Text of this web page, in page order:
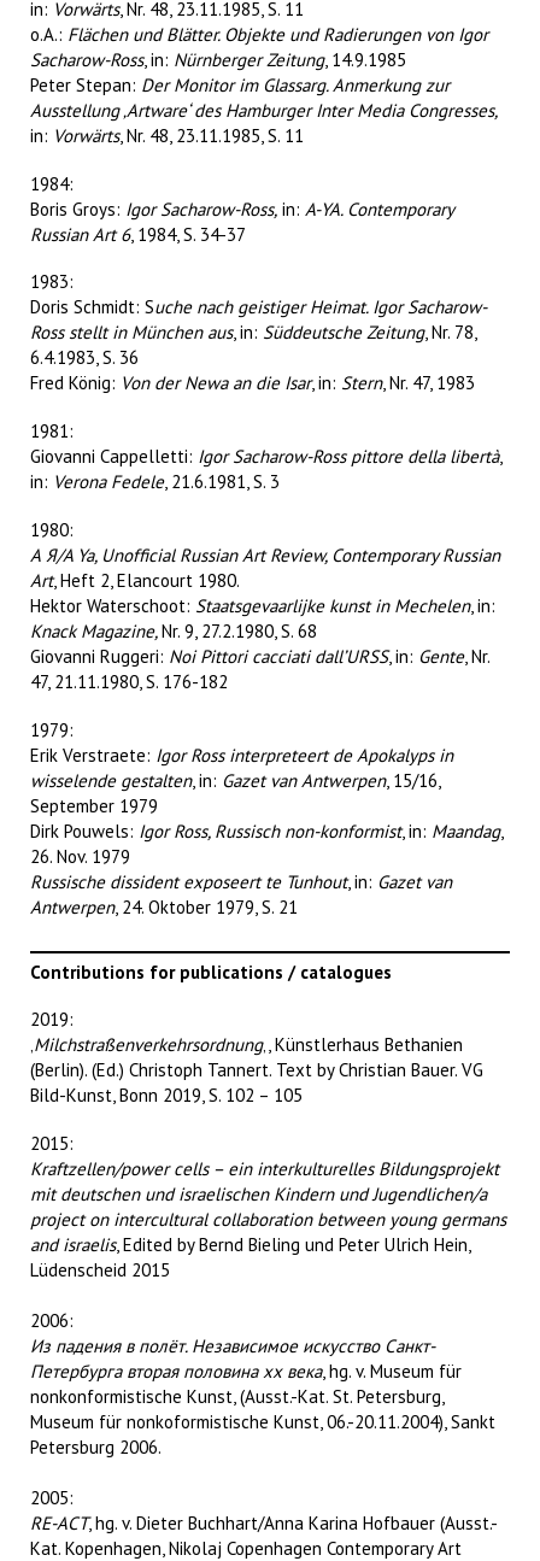
in: Vorwärts, Nr. 48, 23.11.1985, S. 11
o.A.: Flächen und Blätter. Objekte und Radierungen von Igor
Sacharow-Ross, in: Nürnberger Zeitung, 14.9.1985
Peter Stepan: Der Monitor im Glassarg. Anmerkung zur
Ausstellung ‚Artware‘ des Hamburger Inter Media Congresses,
in: Vorwärts, Nr. 48, 23.11.1985, S. 11
1984:
Boris Groys: Igor Sacharow-Ross, in: A-YA. Contemporary
Russian Art 6, 1984, S. 34-37
1983:
Doris Schmidt: Suche nach geistiger Heimat. Igor Sacharow-
Ross stellt in München aus, in: Süddeutsche Zeitung, Nr. 78,
6.4.1983, S. 36
Fred König: Von der Newa an die Isar, in: Stern, Nr. 47, 1983
1981:
Giovanni Cappelletti: Igor Sacharow-Ross pittore della libertà,
in: Verona Fedele, 21.6.1981, S. 3
1980:
А Я/A Ya, Unofficial Russian Art Review, Contemporary Russian
Art, Heft 2, Elancourt 1980.
Hektor Waterschoot: Staatsgevaarlijke kunst in Mechelen, in:
Knack Magazine,Nr. 9, 27.2.1980, S. 68
Giovanni Ruggeri: Noi Pittori cacciati dall’URSS, in: Gente, Nr.
47, 21.11.1980, S. 176-182
1979:
Erik Verstraete: Igor Ross interpreteert de Apokalyps in
wisselende gestalten, in: Gazet van Antwerpen, 15/16,
September 1979
Dirk Pouwels: Igor Ross, Russisch non-konformist, in: Maandag,
26. Nov. 1979
Russische dissident exposeert te Tunhout, in: Gazet van
Antwerpen, 24. Oktober 1979, S. 21
Contributions for publications / catalogues
2019:
‚Milchstraßenverkehrsordnung‚, Künstlerhaus Bethanien
(Berlin). (Ed.) Christoph Tannert. Text by Christian Bauer. VG
Bild-Kunst, Bonn 2019, S. 102 – 105
2015:
Kraftzellen/power cells – ein interkulturelles Bildungsprojekt
mit deutschen und israelischen Kindern und Jugendlichen/a
project on intercultural collaboration between young germans
and israelis, Edited by Bernd Bieling und Peter Ulrich Hein,
Lüdenscheid 2015
2006:
Из падения в полёт. Независимое искусство Санкт-
Петербурга вторая половина хх века, hg. v. Museum für
nonkonformistische Kunst, (Ausst.-Kat. St. Petersburg,
Museum für nonkoformistische Kunst, 06.-20.11.2004), Sankt
Petersburg 2006.
2005:
RE-ACT, hg. v. Dieter Buchhart/Anna Karina Hofbauer (Ausst.-
Kat. Kopenhagen, Nikolaj Copenhagen Contemporary Art